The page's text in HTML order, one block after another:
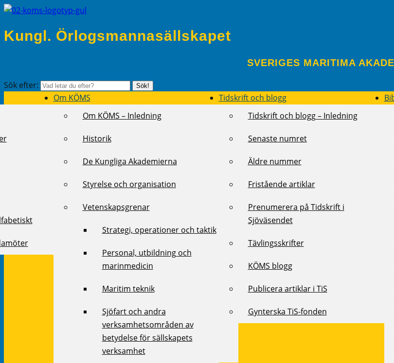
Kungl. Örlogsmannasällskapet
SVERIGES MARITIMA
Sök efter: Sök!
Om KÖMS
Om KÖMS – Inledning
Historik
De Kungliga Akademierna
Styrelse och organisation
Vetenskapsgrenar
Strategi, operationer och taktik
Personal, utbildning och
marinmedicin
Maritim teknik
Sjöfart och andra
verksamhetsområden av
betydelse för sällskapets
verksamhet
Tidskrift och blogg
Tidskrift och blogg – Inledning
Senaste numret
Äldre nummer
Fristående artiklar
Prenumerera på Tidskrift i
Sjöväsendet
Tävlingsskrifter
KÖMS blogg
Publicera artiklar i TiS
Gynterska TiS-fonden